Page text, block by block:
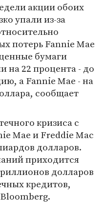
акции обоих
упали из-за
потерь Fannie Mae
бумаги
на 22 процента - до
а Fannie Mae - на
сообщает
кризиса с
Mae и Freddie Mac
долларов.
приходится
долларов
кредитов,